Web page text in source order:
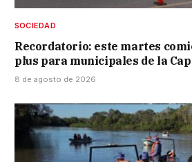
SOCIEDAD
Recordatorio: este martes
plus para municipales de la
8 de agosto de 2026